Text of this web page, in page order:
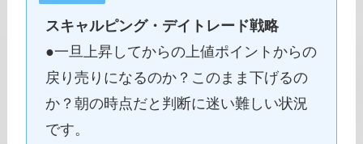
スキャルピング・デイトレード戦略
●一旦上昇してからの上値ポイントからの
戻り売りになるのか？このまま下げるの
か？朝の時点だと判断に迷い難しい状況
です。